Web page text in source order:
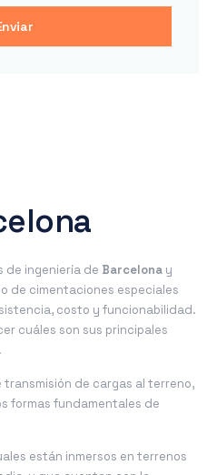
de ingeniería de Barcelona y
de cimentaciones especiales
costo y funcionabilidad.
cuáles son sus principales
transmisión de cargas al terreno,
formas fundamentales de
están inmersos en terrenos